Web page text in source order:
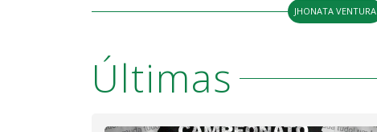
JHONATA VENTURA
Últimas